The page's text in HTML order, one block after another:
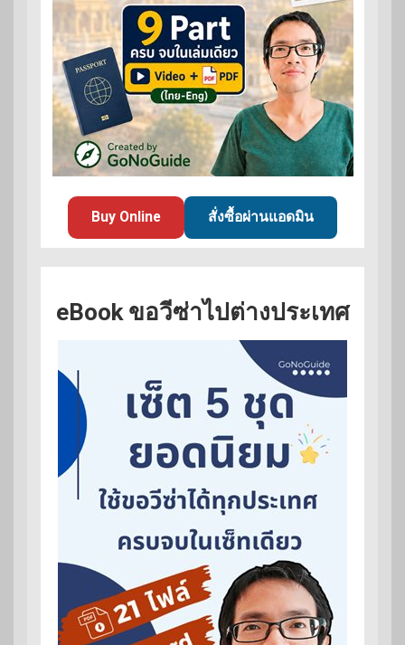
Buy Online สั่งซื้อผ่านแอดมิน
eBook ขอวีซ่าไปต่างประเทศ